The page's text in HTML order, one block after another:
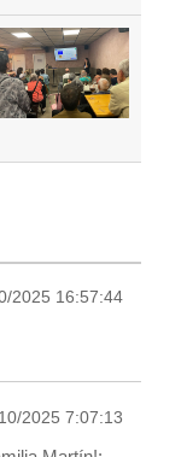
2025 16:57:44
2025 7:07:13